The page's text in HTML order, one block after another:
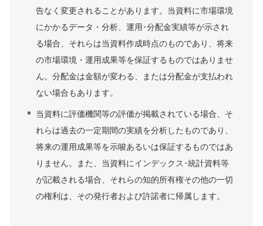
告なく変更されることがあります。当資料に市場環境
にかかるデータ・分析、運用･分配金実績等が示され
る場合、それらは当資料作成時点のものであり、将来
の市場環境・運用成果等を保証するものではありませ
ん。分配金は金額が変わる、または分配金が支払われ
ない場合もあります。
当資料に評価機関等の評価が掲載されている場合、そ
れらは過去の一定期間の実績を分析したものであり、
将来の運用成果等を示唆あるいは保証するものではあ
りません。また、当資料にインデックス･統計資料等
が記載される場合、それらの知的所有権その他の一切
の権利は、その発行者および許諾者に帰属します。